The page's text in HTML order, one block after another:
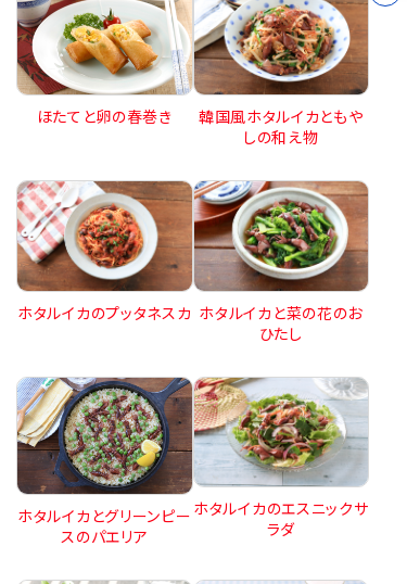
ほたてと卵の春巻き
韓国風ホタルイカともや
しの和え物
ホタルイカのプッタネスカ ホタルイカと菜の花のお
ひたし
ホタルイカとグリーンピー
スのパエリア
ホタルイカのエスニックサ
ラダ